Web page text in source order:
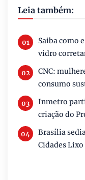
Leia também:
Saiba como
vidro
CNC:
consumo
Inmetro
criação do
Brasília
Cidades Lixo